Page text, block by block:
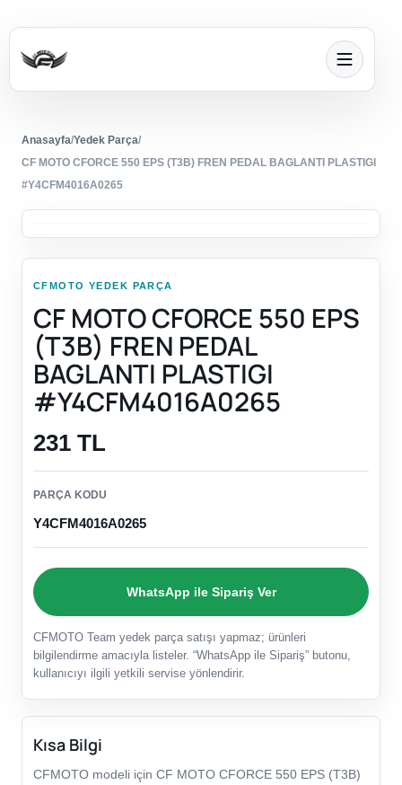
Anasayfa/Yedek Parça/
CF MOTO CFORCE 550 EPS (T3B) FREN PEDAL BAGLANTI PLASTIGI
#Y4CFM4016A0265
CFMOTO YEDEK PARÇA
CF MOTO CFORCE 550 EPS
(T3B) FREN PEDAL
BAGLANTI PLASTIGI
#Y4CFM4016A0265
231 TL
PARÇA KODU
Y4CFM4016A0265
WhatsApp ile Sipariş Ver
CFMOTO Team yedek parça satışı yapmaz; ürünleri
bilgilendirme amacıyla listeler. “WhatsApp ile Sipariş” butonu,
kullanıcıyı ilgili yetkili servise yönlendirir.
Kısa Bilgi
CFMOTO modeli için CF MOTO CFORCE 550 EPS (T3B)